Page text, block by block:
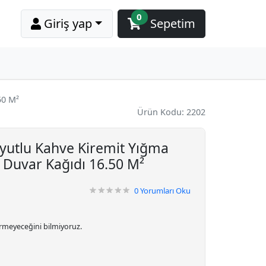
Giriş yap Sepetim
0
M²
Ürün Kodu: 2202
Kahve Kiremit Yığma
Kağıdı 16.50 M²
0Yorumları Oku
bilmiyoruz.